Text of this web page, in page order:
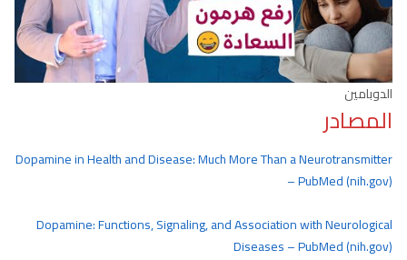
الدوبامين
المصادر
Dopamine in Health and Disease: Much More Than a Neurotransmitter
– PubMed (nih.gov)
Dopamine: Functions, Signaling, and Association with Neurological
Diseases – PubMed (nih.gov)